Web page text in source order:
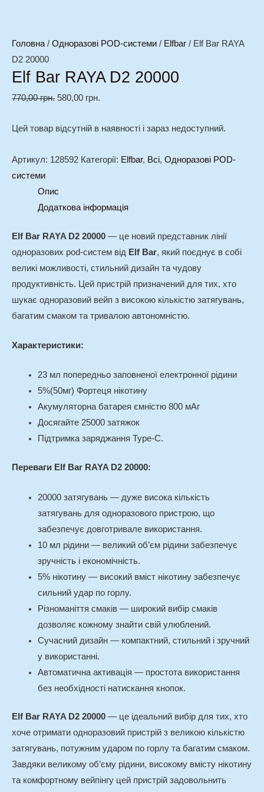
Головна/ Одноразові POD-системи / Elfbar / Elf Bar RAYA
D2 20000
Elf Bar RAYA D2 20000
770,00грн. 580,00 грн.
Цей товар відсутній в наявності і зараз недоступний.
Артикул: 128592 Категорії: Elfbar, Всі, Одноразові POD-
системи
Опис
Додаткова інформація
Elf Bar RAYA D2 20000 — це новий представник лінії
одноразових pod-систем від Elf Bar, який поєднує в собі
великі можливості, стильний дизайн та чудову
продуктивність. Цей пристрій призначений для тих, хто
шукає одноразовий вейп з високою кількістю затягувань,
багатим смаком та тривалою автономністю.
Характеристики:
23 мл попередньо заповненої електронної рідини
5%(50мг) Фортеця нікотину
Акумуляторна батарея ємністю 800 мАг
Досягайте 25000 затяжок
Підтримка заряджання Type-C.
Переваги Elf Bar RAYA D2 20000:
20000 затягувань — дуже висока кількість
затягувань для одноразового пристрою, що
забезпечує довготривале використання.
10 мл рідини — великий об’єм рідини забезпечує
зручність і економічність.
5% нікотину — високий вміст нікотину забезпечує
сильний удар по горлу.
Різноманіття смаків — широкий вибір смаків
дозволяє кожному знайти свій улюблений.
Сучасний дизайн — компактний, стильний і зручний
у використанні.
Автоматична активація — простота використання
без необхідності натискання кнопок.
Elf Bar RAYA D2 20000 — це ідеальний вибір для тих, хто
хоче отримати одноразовий пристрій з великою кількістю
затягувань, потужним ударом по горлу та багатим смаком.
Завдяки великому об’єму рідини, високому вмісту нікотину
та комфортному вейпінгу цей пристрій задовольнить